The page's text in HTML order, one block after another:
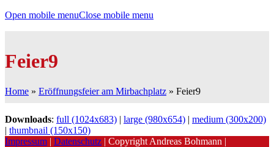
Open mobile menuClose mobile menu
Feier9
Home » Eröffnungsfeier am Mirbachplatz » Feier9
Downloads: full (1024x683) | large (980x654) | medium (300x200)
| thumbnail (150x150)
Impressum | Datenschutz | Copyright Andreas Bohmann |